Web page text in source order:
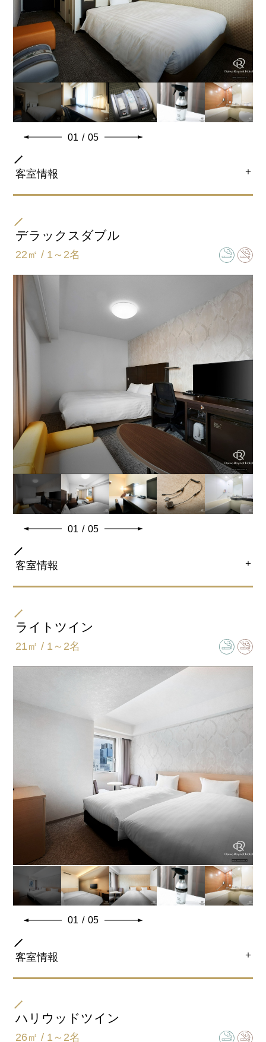
すめです。
アイロンも設置しております。
※ベビーベッド設置不可
共通客室設備・アメニティ
01 / 05
客室情報 ＋
ダブル
154㎝×203㎝
バスタイプ
ユニットバスルーム
特徴
13階（喫煙）14階（禁煙）確約です。
フットマッサージで一日のお疲れを癒してください。
※ベビーベッド設置不可
案内
現在、サイドチェアは撤去しております。
共通客室設備・アメニティ
デラックスダブル
22㎡ / 1～2名
01 / 05
客室情報 ＋
ダブル
ユニットバスルーム
海外からのお客様にも安心の広いお部屋とベッドをご用
意しております。
※ベビーベッド設置可
共通客室設備・アメニティ
ライトツイン
21㎡ / 1～2名
01 / 05
客室情報 ＋
ツイン
ハリウッドツイン
26㎡ / 1～2名